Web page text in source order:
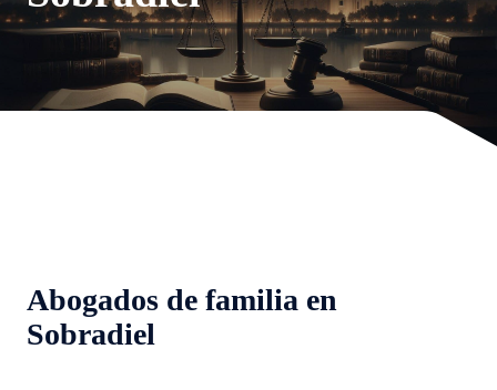
Abogados de familia en
Sobradiel